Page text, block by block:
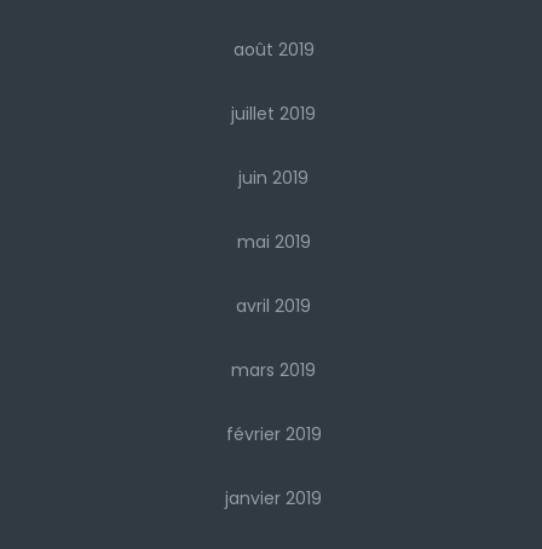
août 2019
juillet 2019
juin 2019
mai 2019
avril 2019
mars 2019
février 2019
janvier 2019